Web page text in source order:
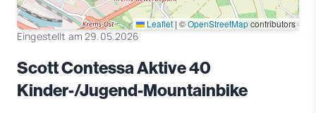
Leaflet | ©OpenStreetMapcontributors
Eingestellt am 29.05.2026
Scott Contessa Aktive 40
Kinder-/Jugend-Mountainbike